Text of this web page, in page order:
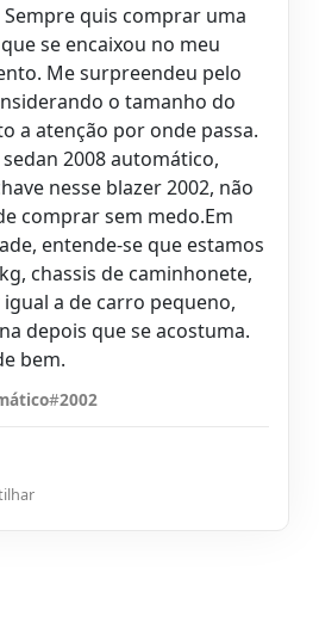
Sempre quis comprar uma
se encaixou no meu
Me surpreendeu pelo
o tamanho do
a atenção por onde passa.
2008 automático,
nesse blazer 2002, não
comprar sem medo.Em
entende-se que estamos
chassis de caminhonete,
a de carro pequeno,
depois que se acostuma.
bem.
#2002